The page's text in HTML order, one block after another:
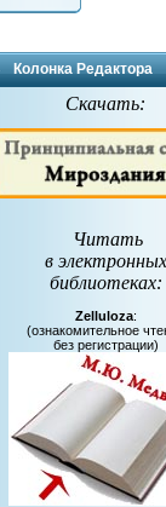
Колонка Редактора
Скачать:
Читать
в электронных
библиотеках:
Zelluloza:
(ознакомительное
без регистрации)